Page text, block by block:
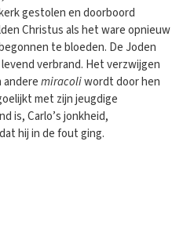
gestolen en doorboord
Christus als het ware opnieuw
te bloeden. De Joden
verbrand. Het verzwijgen
anderemiracoliwordt door hen
met zijn jeugdige
is, Carlo’s jonkheid,
hij in de fout ging.